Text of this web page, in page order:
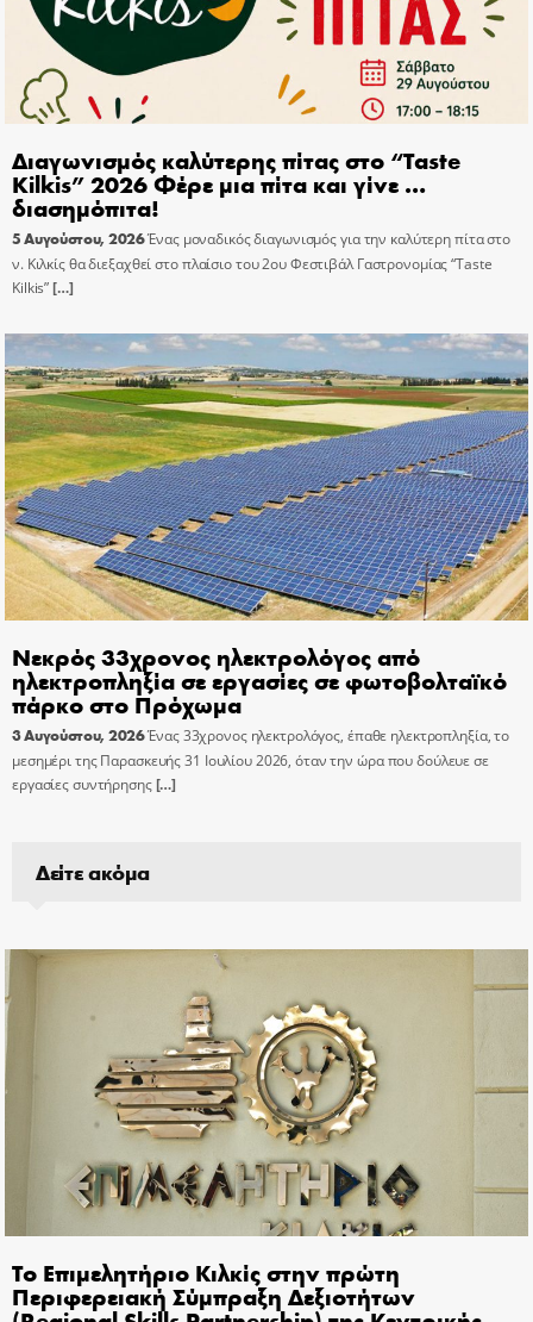
Διαγωνισμός καλύτερης πίτας στο “Taste
Kilkis” 2026 Φέρε μια πίτα και γίνε …
διασημόπιτα!
5 Αυγούστου, 2026Ένας μοναδικός διαγωνισμός για την καλύτερη πίτα στο
ν. Κιλκίς θα διεξαχθεί στο πλαίσιο του 2ου Φεστιβάλ Γαστρονομίας “Taste
Kilkis”[…]
Νεκρός 33χρονος ηλεκτρολόγος από
ηλεκτροπληξία σε εργασίες σε φωτοβολταϊκό
πάρκο στο Πρόχωμα
3 Αυγούστου, 2026Ένας 33χρονος ηλεκτρολόγος, έπαθε ηλεκτροπληξία, το
μεσημέρι της Παρασκευής 31 Ιουλίου 2026, όταν την ώρα που δούλευε σε
εργασίες συντήρησης[…]
Δείτε ακόμα
Το Επιμελητήριο Κιλκίς στην πρώτη
Περιφερειακή Σύμπραξη Δεξιοτήτων